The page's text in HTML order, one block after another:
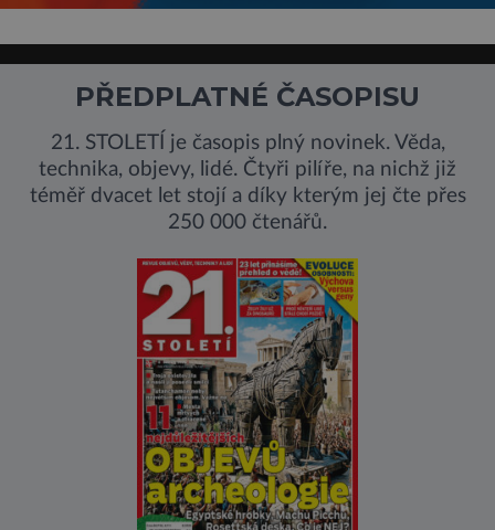
PŘEDPLATNÉ ČASOPISU
21. STOLETÍ je časopis plný novinek. Věda,
technika, objevy, lidé. Čtyři pilíře, na nichž již
téměř dvacet let stojí a díky kterým jej čte přes
250 000 čtenářů.